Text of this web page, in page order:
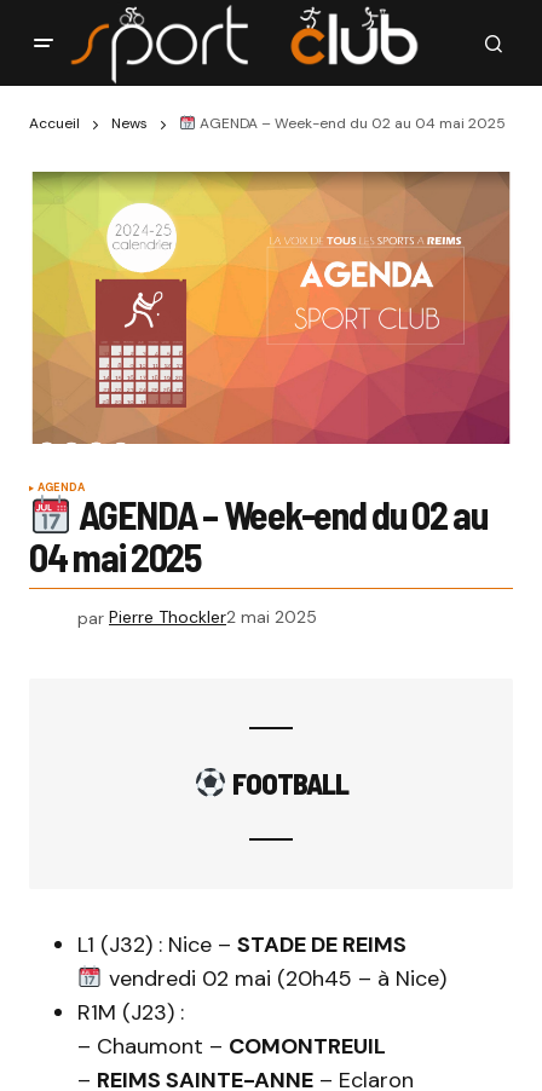
Accueil News AGENDA – Week-end du 02 au 04 mai 2025
AGENDA
AGENDA – Week-end du 02 au
04 mai 2025
par Pierre Thockler2 mai 2025
FOOTBALL
L1 (J32) : Nice – STADE DE REIMS
vendredi 02 mai (20h45 – à Nice)
R1M (J23) :
– Chaumont – COMONTREUIL
– REIMS SAINTE-ANNE – Eclaron